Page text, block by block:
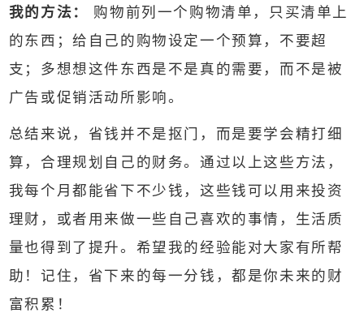
我的方法：
购物前列一个购物清单，只买清单上
的东西；给自己的购物设定一个预算，不要超
支；多想想这件东西是不是真的需要，而不是被
广告或促销活动所影响。
总结来说，省钱并不是抠门，而是要学会精打细
算，合理规划自己的财务。通过以上这些方法，
我每个月都能省下不少钱，这些钱可以用来投资
理财，或者用来做一些自己喜欢的事情，生活质
量也得到了提升。希望我的经验能对大家有所帮
助！记住，省下来的每一分钱，都是你未来的财
富积累！